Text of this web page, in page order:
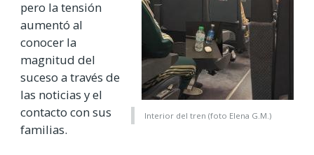
Interior del tren (foto Elena G.M.)
pero la tensión
aumentó al
conocer la
magnitud del
suceso a través de
las noticias y el
contacto con sus
familias.